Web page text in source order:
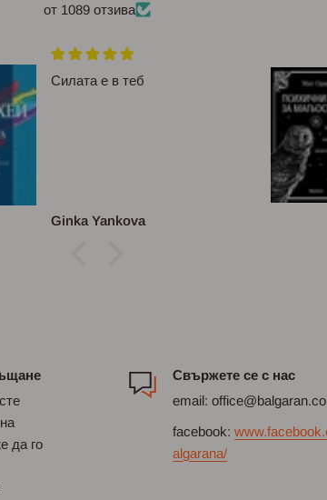
от 1089 отзива
Силата е в теб
Ginka Yankova
да го
Свържете се с нас
email:
facebook:
algarana/